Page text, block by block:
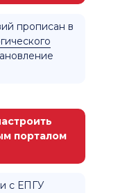
с ЕПГУ
порталом
прописан в